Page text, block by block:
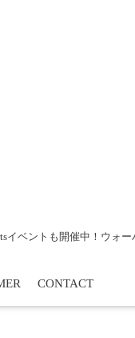
イベントも開催中！ウォ
CONTACT